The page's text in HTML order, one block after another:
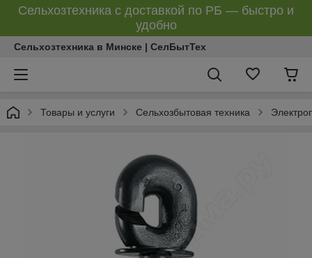
Сельхозтехника с доставкой по РБ — быстро и
удобно
Сельхозтехника в Минске | СелБытТех
Товары и услуги Сельхозбытовая техника